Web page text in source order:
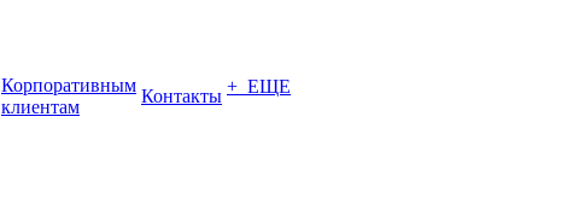
Корпоративным
клиентам
Контакты + ЕЩЕ